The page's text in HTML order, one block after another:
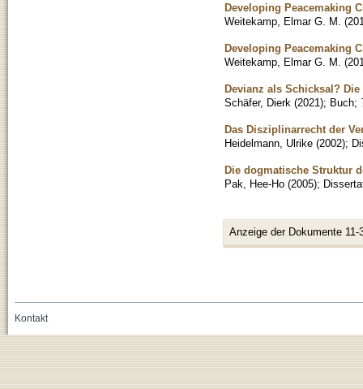
Developing Peacemaking
Weitekamp, Elmar G. M. (
Developing Peacemaking
Weitekamp, Elmar G. M. (
Devianz als Schicksal?
Schäfer, Dierk (2021); Buch;
Das Disziplinarrecht der
Heidelmann, Ulrike (2002);
Die dogmatische Struktur
Pak, Hee-Ho (2005);
Anzeige der Dokumente 11-
Kontakt